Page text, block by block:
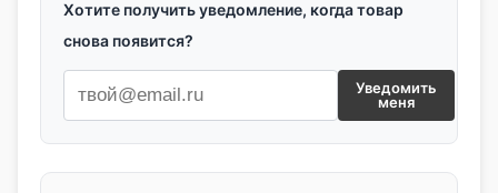
Хотите получить уведомление, когда товар
снова появится?
Уведомить
меня